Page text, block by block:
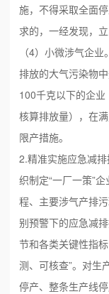
施，不得采取全面
求的，一经发现，
（4）小微涉气企
排放的大气污染物
100千克以下的企
核算排放量），在
限产措施。
2.精准实施应急减
织制定“一厂一策”
程、主要涉气产排
别预警下的应急减
节和各类关键性指
测、可核查”。对生
停产、整条生产线